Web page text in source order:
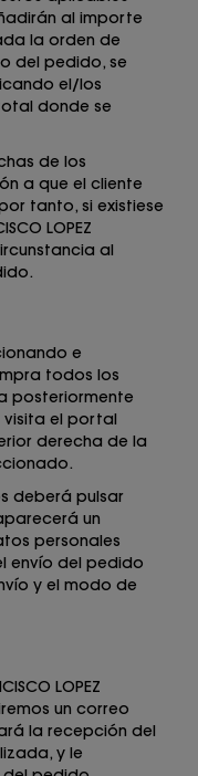
al importe
la orden de
del pedido, se
el/los
donde se
de los
a que el cliente
tanto, si existiese
LOPEZ
al
e
todos los
posteriormente
el portal
derecha de la
deberá pulsar
un
personales
envío del pedido
y el modo de
LOPEZ
un correo
la recepción del
y le